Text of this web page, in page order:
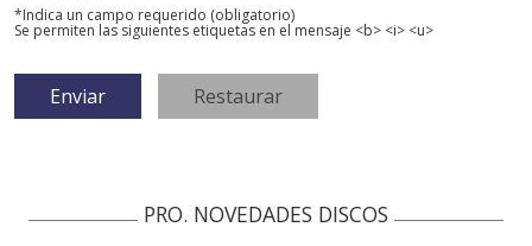
*Indica un campo requerido (obligatorio)
Se permiten las siguientes etiquetas en el mensaje <b> <i> <u>
PRO. NOVEDADES DISCOS